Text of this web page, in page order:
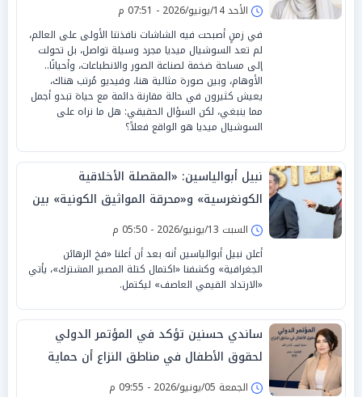
الأحد 14/يونيو/2026 - 07:51 م
في زمنٍ أصبحت فيه الشاشات نافذتنا الأولى على العالم،
لم تعد السوشيال ميديا مجرد وسيلة تواصل، بل تحولت
إلى مساحة ضخمة لصناعة الصور والانطباعات، وأحيانًا..
الأوهام، وبين صورة مثالية هنا، وفيديو مُرتب هناك،
يعيش كثيرون في حالة مقارنة دائمة مع حياة تبدو أجمل
مما ينبغي، لكن السؤال الحقيقي: هل ما نراه على
السوشيال ميديا هو الواقع فعلاً؟
نبيل أبوالياسين: «المقصلة الأخلاقية
الكونغرسية» و«محرقة المواثيق الكونية» بين
تشوية «الوساطة القطرية» «وكوميديا
الابستانية»
السبت 13/يونيو/2026 - 05:50 م
أعلن نبيل أبوالياسين أنه بعد أن أعلنا «فخ الرهائن
الجغرافية» وكشفنا «اكتمال كتلة المصير المشترك»، يأتي
«الارتداد القيمي العاصف» ليكتمل.
ساندي حسنين تؤكد في المؤتمر الدولي
لحقوق الأطفال في مناطق النزاع أن حماية
الطفولة مسؤولية إنسانية عالمية
الجمعة 05/يونيو/2026 - 09:55 م